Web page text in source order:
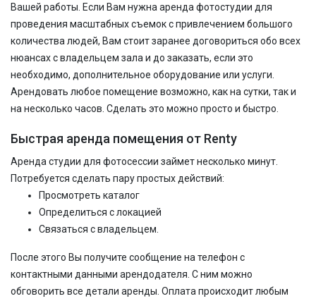
Вашей работы. Если Вам нужна аренда фотостудии для
проведения масштабных съемок с привлечением большого
количества людей, Вам стоит заранее договориться обо всех
нюансах с владельцем зала и до заказать, если это
необходимо, дополнительное оборудование или услуги.
Арендовать любое помещение возможно, как на сутки, так и
на несколько часов. Сделать это можно просто и быстро.
Быстрая аренда помещения от Renty
Аренда студии для фотосессии займет несколько минут.
Потребуется сделать пару простых действий:
Просмотреть каталог
Определиться с локацией
Связаться с владельцем.
После этого Вы получите сообщение на телефон с
контактными данными арендодателя. С ним можно
обговорить все детали аренды. Оплата происходит любым